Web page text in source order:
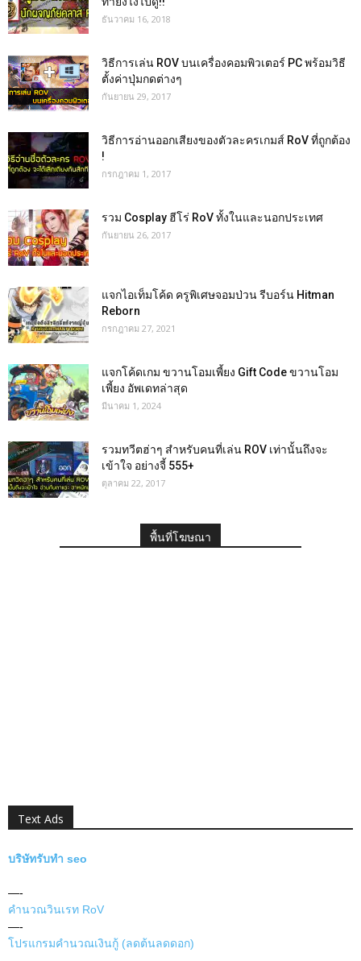
ธันวาคม 16, 2018
วิธีการเล่น ROV บนเครื่องคอมพิวเตอร์ PC พร้อมวิธี
ตั้งค่าปุ่มกดต่างๆ
กันยายน 29, 2017
วิธีการอ่านออกเสียงของตัวละครเกมส์ RoV ที่ถูกต้อง
!
กรกฎาคม 1, 2017
รวม Cosplay ฮีโร่ RoV ทั้งในและนอกประเทศ
กันยายน 26, 2017
แจกไอเท็มโค้ด ครูพิเศษจอมป่วน รีบอร์น Hitman
Reborn
กรกฎาคม 27, 2021
แจกโค้ดเกม ขวานโอมเพี้ยง Gift Code ขวานโอม
เพี้ยง อัพเดทล่าสุด
มีนาคม 1, 2024
รวมทวีตฮ่าๆ สำหรับคนที่เล่น ROV เท่านั้นถึงจะ
เข้าใจ อย่างจี้ 555+
ตุลาคม 22, 2017
พื้นที่โฆษณา
Text Ads
บริษัทรับทำ seo
—-
คำนวณวินเรท RoV
—-
โปรแกรมคำนวณเงินกู้ (ลดต้นลดดอก)